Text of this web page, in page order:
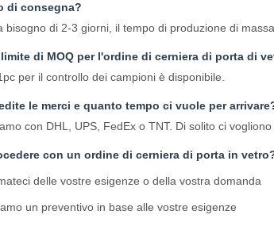
di consegna?
bisogno di 2-3 giorni, il tempo di produzione di
limite di MOQ per l'ordine di cerniera di porta di
per il controllo dei campioni è disponibile.
le merci e quanto tempo ci vuole per
con DHL, UPS, FedEx o TNT. Di solito ci
con un ordine di cerniera di porta in
delle vostre esigenze o della vostra domanda
un preventivo in base alle vostre esigenze